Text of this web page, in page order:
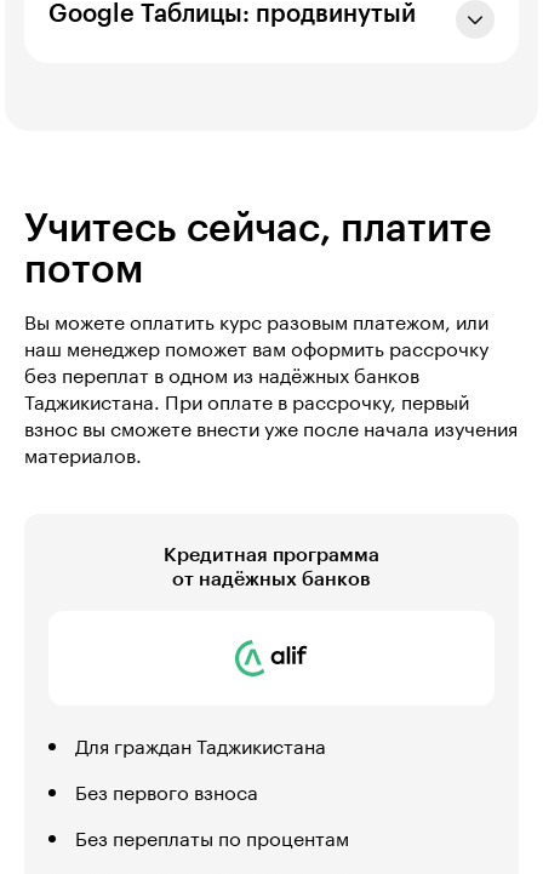
Google Таблицы: продвинутый
Учитесь сейчас, платите
потом
Вы можете оплатить курс разовым платежом, или
наш менеджер поможет вам оформить рассрочку
без переплат в одном из надёжных банков
Таджикистана. При оплате в рассрочку, первый
взнос вы сможете внести уже после начала изучения
материалов.
Кредитная программа
от надёжных банков
Для граждан Таджикистана
Без первого взноса
Без переплаты по процентам